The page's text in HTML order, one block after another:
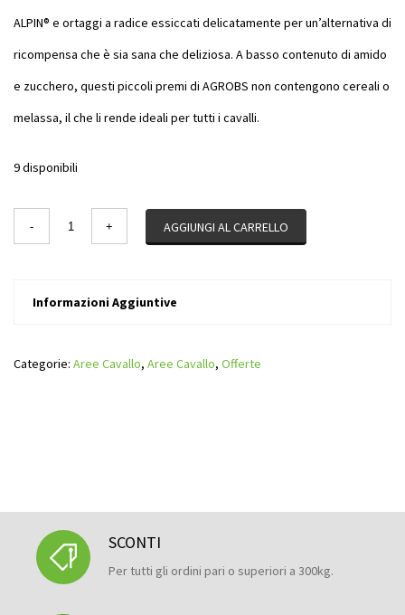
ALPIN® e ortaggi a radice essiccati delicatamente per un’alternativa di
ricompensa che è sia sana che deliziosa. A basso contenuto di amido
e zucchero, questi piccoli premi di AGROBS non contengono cereali o
melassa, il che li rende ideali per tutti i cavalli.
9 disponibili
Quantity
AGGIUNGI AL CARRELLO
Informazioni Aggiuntive
Categorie: Aree Cavallo, Aree Cavallo, Offerte
SCONTI
Per tutti gli ordini pari o superiori a 300kg.